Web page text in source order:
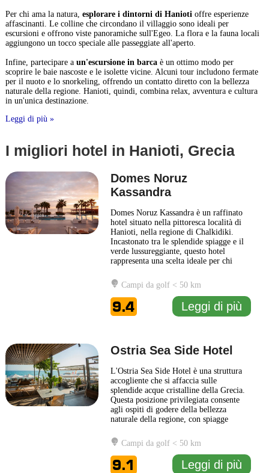
Per chi ama la natura, esplorare i dintorni di Haniotioffre esperienze
affascinanti. Le colline che circondano il villaggio sono ideali per
escursioni e offrono viste panoramiche sull'Egeo. La flora e la fauna locali
aggiungono un tocco speciale alle passeggiate all'aperto.
Infine, partecipare a un'escursione in barcaè un ottimo modo per
scoprire le baie nascoste e le isolette vicine. Alcuni tour includono fermate
per il nuoto e lo snorkeling, offrendo un contatto diretto con la bellezza
naturale della regione. Hanioti, quindi, combina relax, avventura e cultura
in un'unica destinazione.
Leggi di più »
I migliori hotel in Hanioti, Grecia
Domes Noruz
Kassandra
Domes Noruz Kassandra è un raffinato
hotel situato nella pittoresca località di
Hanioti, nella regione di Chalkidiki.
Incastonato tra le splendide spiagge e il
verde lussureggiante, questo hotel
rappresenta una scelta ideale per chi
struttura offre un'atmosfera moderna e
accogliente, in perfetta armonia con il
paesaggio circostante. L'hotel presenta
stanze ... Leggi di più
Campi da golf < 50 km
9.4 Leggi di più
Ostria Sea Side Hotel
L'Ostria Sea Side Hotel è una struttura
accogliente che si affaccia sulle
splendide acque cristalline della Grecia.
Questa posizione privilegiata consente
agli ospiti di godere della bellezza
naturale della regione, con spiagge
passi dalla porta dell'hotel. La struttura è
concepita per offrire un'esperienza
confortevole e rilassante, combinando
elementi di design... Leggi di più
Campi da golf < 50 km
9.1 Leggi di più